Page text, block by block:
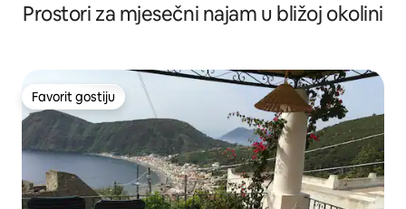
Prostori za mjesečni najam u bližoj okolini
Favorit gostiju
Favorit gostiju